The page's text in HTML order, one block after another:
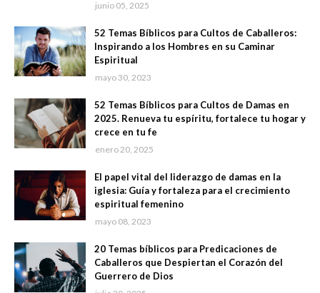
junio 05, 2025
52 Temas Bíblicos para Cultos de Caballeros:
Inspirando a los Hombres en su Caminar
Espiritual
mayo 30, 2023
52 Temas Bíblicos para Cultos de Damas en
2025. Renueva tu espíritu, fortalece tu hogar y
crece en tu fe
enero 20, 2025
El papel vital del liderazgo de damas en la
iglesia: Guía y fortaleza para el crecimiento
espiritual femenino
mayo 08, 2023
20 Temas bíblicos para Predicaciones de
Caballeros que Despiertan el Corazón del
Guerrero de Dios